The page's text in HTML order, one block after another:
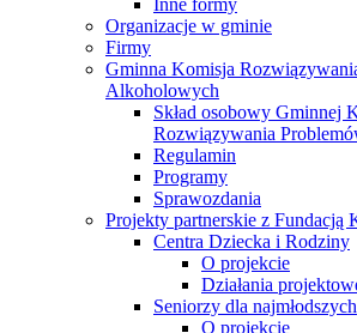
Inne formy
Organizacje w gminie
Firmy
Gminna Komisja
Alkoholowych
Skład osobowy Gminnej
Rozwiązywania
Regulamin
Programy
Sprawozdania
Projekty partnerskie z Fundacją
Centra Dziecka i Rodziny
O projekcie
Działania
Seniorzy dla najmłodszych
O projekcie